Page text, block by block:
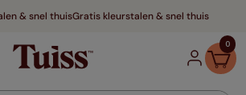
Gratis kleurstalen & snel thuis
0